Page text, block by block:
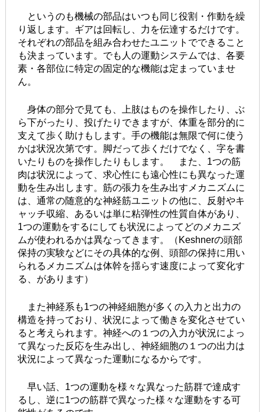
というのも機械の部品はいつも同じ役割・作動を繰
り返します。ギアは回転し、力を伝達するだけです。
それぞれの部品を組み合わせたユニットでできること
も決まっています。でも人の運動システムでは、各要
素・各部位に特定の固定的な機能は定まっていませ
ん。
身体の部分で見ても、上肢はものを操作したり、ぶ
ら下がったり、投げたりできますが、体重を部分的に
支えて歩く助けもします。手の機能は無限で何に使う
かは状況次第です。脚だって歩くだけでなく、字を書
いたりものを操作したりもします。 また、1つの筋
肉は状況によって、求心性にも遠心性にも異なった運
動を生み出します。筋の張力を生み出すメカニズムに
は、通常の随意的な神経筋ユニットの他に、反射やキ
ャッチ収縮、あるいは単に粘弾性の性質自体があり、
1つの運動をするにしても状況によってどのメカニズ
ムが使われるかは異なってきます。（Keshnerの頭部
保持の実験などにその具体的な例、頭部の保持に用い
られるメカニズムは体幹を揺らす速度によって変化す
る、があります）
また神経系も1つの神経細胞が多くの入力と出力の
構造を持っており、状況によって働きを変化させてい
ると考えられます。神経への１つの入力が状況によっ
て異なった反応を生み出し、神経細胞の１つの出力は
状況によって異なった運動になるからです。
早い話、1つの運動を様々な異なった筋群で達成す
るし、逆に1つの筋群で異なった様々な運動をする可